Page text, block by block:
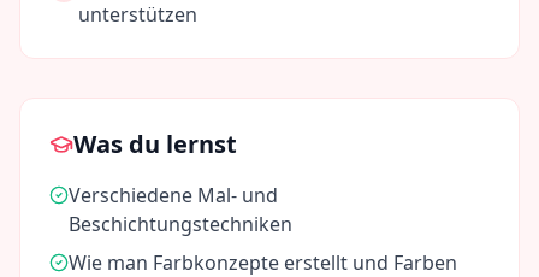
unterstützen
Was du lernst
Verschiedene Mal- und
Beschichtungstechniken
Wie man Farbkonzepte erstellt und Farben